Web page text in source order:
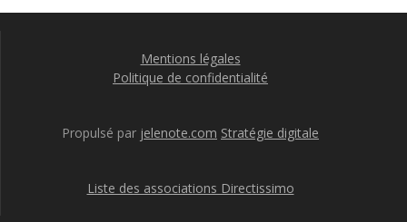
Mentions légales
Politique de confidentialité
Propulsé par jelenote.com Stratégie digitale
Liste des associations Directissimo